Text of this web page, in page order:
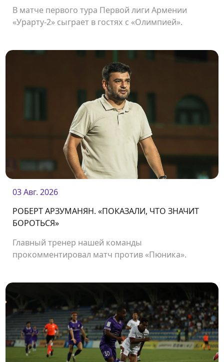
В матче первого тура Первой лиги Армении
«Урарту-2» сыграет в гостях с «Олимпией».
03 Авг. 2026
РОБЕРТ АРЗУМАНЯН. «ПОКАЗАЛИ, ЧТО ЗНАЧИТ
БОРОТЬСЯ»
Главный тренер нашей команды
прокомментировал матч против «Пюника».